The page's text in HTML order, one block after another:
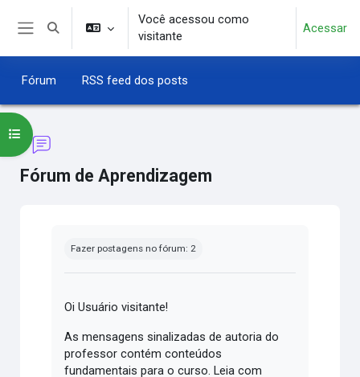
Ir para o conteúdo principal
Alternar entrada de pesquisa
Você acessou como
visitante
Acessar
Fórum RSS feed dos posts
Fórum de Aprendizagem
Abrir índice do curso
Fazer postagens no fórum: 2
Oi Usuário visitante!
As mensagens sinalizadas de autoria do
professor contém conteúdos
fundamentais para o curso. Leia com